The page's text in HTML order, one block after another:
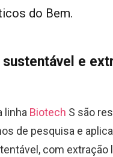
do Bem.
e
linha Biotech S são
de pesquisa e
com extração